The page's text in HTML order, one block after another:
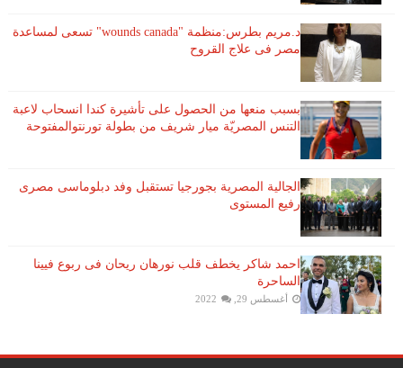
د.مريم بطرس:منظمة "wounds canada" تسعى لمساعدة
مصر فى علاج القروح
بسبب منعها من الحصول على تأشيرة كندا انسحاب لاعبة ​
التنس​ المصريّة ​ميار شريف​ من بطولة ​تورنتو​المفتوحة
الجالية المصرية بجورجيا تستقبل وفد دبلوماسى مصرى
رفيع المستوى
احمد شاكر يخطف قلب نورهان ريحان فى ربوع فيينا
الساحرة
أغسطس 29, 2022